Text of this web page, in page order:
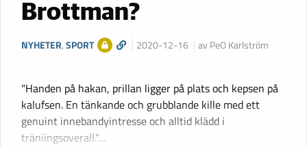
Brottman?
NYHETER,SPORT 2020-12-16 av PeO Karlström
"Handen på hakan, prillan ligger på plats och kepsen på
kalufsen. En tänkande och grubblande kille med ett
genuint innebandyintresse och alltid klädd i
träniingsoverall."…